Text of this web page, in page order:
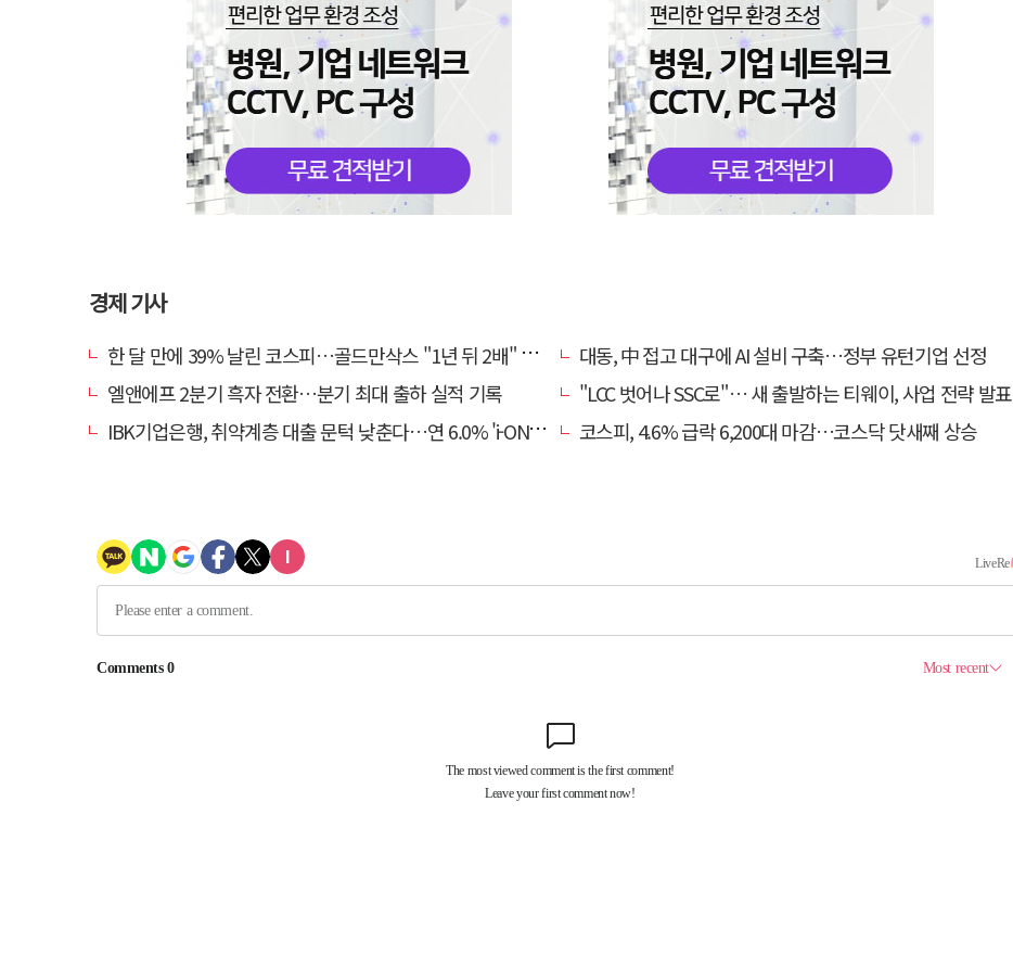
경제 기사
한 달 만에 39% 날린 코스피…골드만삭스 "1년 뒤 2배" 예상, 왜?
대동, 中 접고 대구에 AI 설비 구축…정부 유턴기업 선정
엘앤에프 2분기 흑자 전환…분기 최대 출하 실적 기록
"LCC 벗어나 SSC로"… 새 출발하는 티웨이, 사업 전략 발표
IBK기업은행, 취약계층 대출 문턱 낮춘다…연 6.0% 'i-ONE 햇살론 특례보증' 비대면 출시
코스피, 4.6% 급락 6,200대 마감…코스닥 닷새째 상승